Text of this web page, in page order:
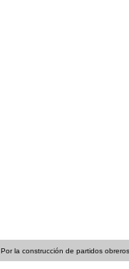
Por la construcción de partidos